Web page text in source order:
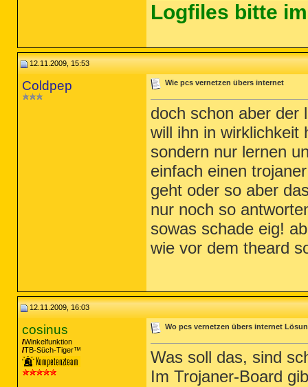
Logfiles bitte
12.11.2009, 15:53
Coldpep Wie pcs vernetzen übers internet
doch schon aber der
will ihn in wirklichkeit
sondern nur lernen
einfach einen
geht oder so aber
nur noch so
sowas schade eig!
wie vor dem theard
12.11.2009, 16:03
cosinus
Winkelfunktion
TB-Süch-Tiger™
Wo pcs vernetzen übers internet
Was soll das, sind
Im Trojaner-Board